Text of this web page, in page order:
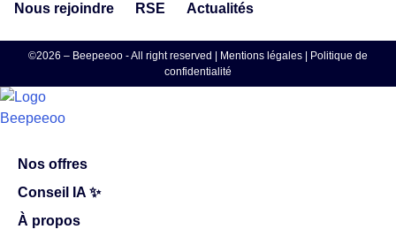
Nous rejoindre
RSE Actualités
©2026 – Beepeeoo - All right reserved | Mentions légales
Politique de
confidentialité
Nos offres
Conseil IA ✨
À propos